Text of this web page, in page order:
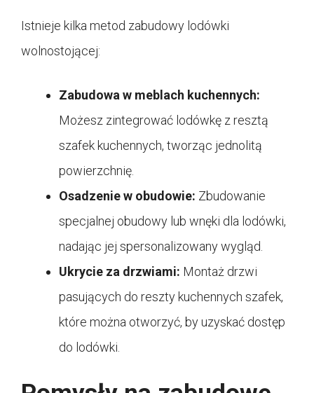
Istnieje kilka metod zabudowy lodówki
wolnostojącej:
Zabudowa w meblach kuchennych:
Możesz zintegrować lodówkę z resztą
szafek kuchennych, tworząc jednolitą
powierzchnię.
Osadzenie w obudowie: Zbudowanie
specjalnej obudowy lub wnęki dla lodówki,
nadając jej spersonalizowany wygląd.
Ukrycie za drzwiami: Montaż drzwi
pasujących do reszty kuchennych szafek,
które można otworzyć, by uzyskać dostęp
do lodówki.